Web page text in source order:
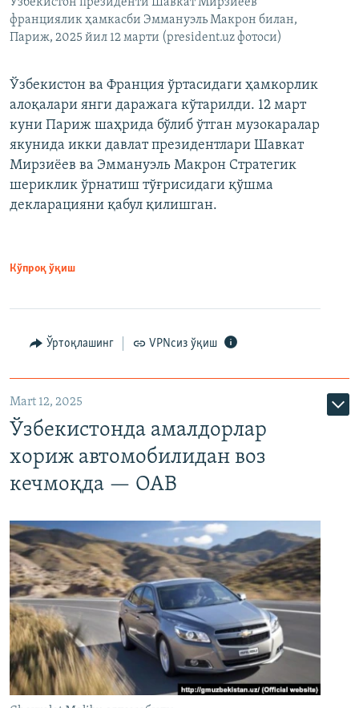
франциялик ҳамкасби Эммануэль Макрон билан,
Париж, 2025 йил 12 марти (president.uz фотоси)
Ўзбекистон ва Франция ўртасидаги ҳамкорлик
алоқалари янги даражага кўтарилди. 12 март
куни Париж шаҳрида бўлиб ўтган музокаралар
якунида икки давлат президентлари Шавкат
Мирзиёев ва Эммануэль Макрон Стратегик
шериклик ўрнатиш тўғрисидаги қўшма
декларацияни қабул қилишган.
Кўпроқ ўқиш
Ўртоқлашинг VPNсиз ўқиш
Mart 12, 2025
Ўзбекистонда амалдорлар
хориж автомобилидан воз
кечмоқда — ОАВ